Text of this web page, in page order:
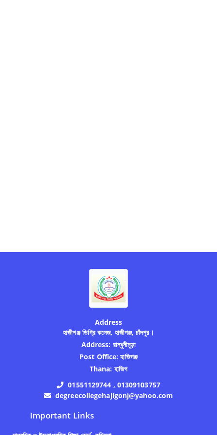
Address
হাজীগঞ্জ ডিগ্রি কলেজ, হাজীগঞ্জ, চাঁদপুর।
Address: রান্ধুনীমূড়া
Post Office: হাজিগঞ্জ
Thana: হাজিগ
01551129744 , 01309103757
degreecollegehajigonj@yahoo.com
Important Links